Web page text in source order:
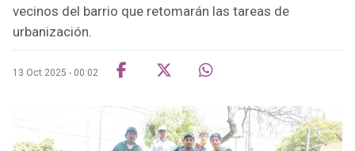
vecinos del barrio que retomarán las tareas de
urbanización.
13 Oct 2025 - 00:02